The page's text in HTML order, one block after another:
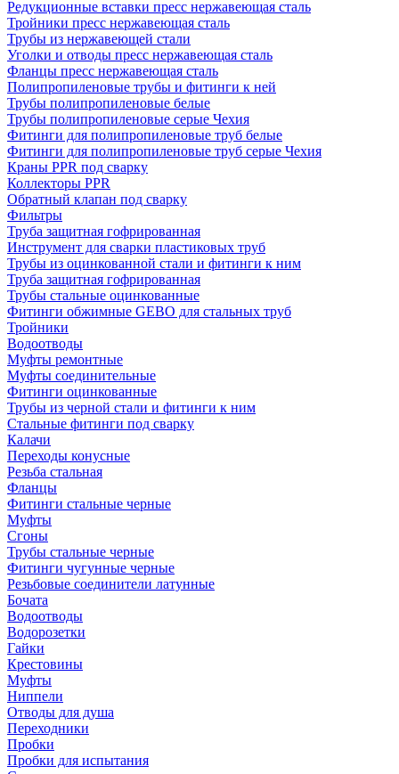
Редукционные вставки пресс нержавеющая сталь
Тройники пресс нержавеющая сталь
Трубы из нержавеющей стали
Уголки и отводы пресс нержавеющая сталь
Фланцы пресс нержавеющая сталь
Полипропиленовые трубы и фитинги к ней
Трубы полипропиленовые белые
Трубы полипропиленовые серые Чехия
Фитинги для полипропиленовые труб белые
Фитинги для полипропиленовые труб серые Чехия
Краны PPR под сварку
Коллекторы PPR
Обратный клапан под сварку
Фильтры
Труба защитная гофрированная
Инструмент для сварки пластиковых труб
Трубы из оцинкованной стали и фитинги к ним
Труба защитная гофрированная
Трубы стальные оцинкованные
Фитинги обжимные GEBO для стальных труб
Тройники
Водоотводы
Муфты ремонтные
Муфты соединительные
Фитинги оцинкованные
Трубы из черной стали и фитинги к ним
Стальные фитинги под сварку
Калачи
Переходы конусные
Резьба стальная
Фланцы
Фитинги стальные черные
Муфты
Сгоны
Трубы стальные черные
Фитинги чугунные черные
Резьбовые соединители латунные
Бочата
Водоотводы
Водорозетки
Гайки
Крестовины
Муфты
Ниппели
Отводы для душа
Переходники
Пробки
Пробки для испытания